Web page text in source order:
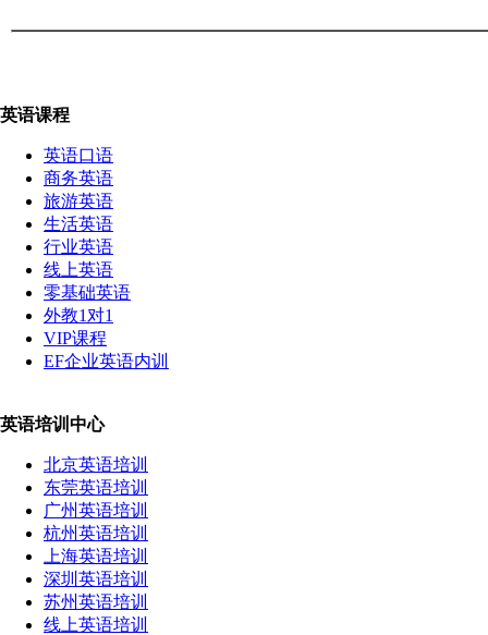
英语课程
英语口语
商务英语
旅游英语
生活英语
行业英语
线上英语
零基础英语
外教1对1
VIP课程
EF企业英语内训
英语培训中心
北京英语培训
东莞英语培训
广州英语培训
杭州英语培训
上海英语培训
深圳英语培训
苏州英语培训
线上英语培训